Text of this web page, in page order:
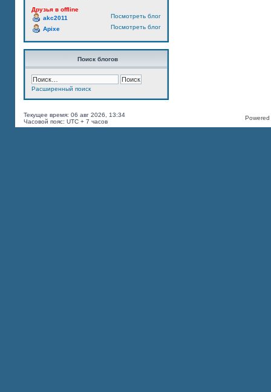
Друзья в offline
Посмотреть блог
akc2011
Посмотреть блог
Apixe
Поиск блогов
Расширенный поиск
Текущее время: 06 авг 2026, 13:34
Часовой пояс: UTC + 7 часов